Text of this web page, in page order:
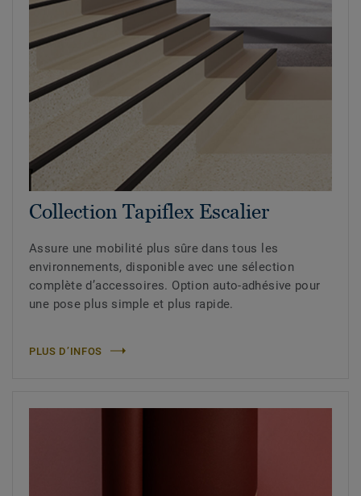
Collection Tapiflex Escalier
Assure une mobilité plus sûre dans tous les
environnements, disponible avec une sélection
complète d’accessoires. Option auto-adhésive pour
une pose plus simple et plus rapide.
PLUS D’INFOS